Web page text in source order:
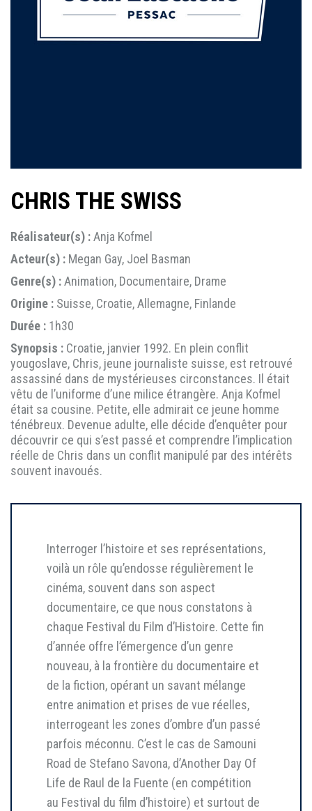
CHRIS THE SWISS
Réalisateur(s) :Anja Kofmel
Acteur(s) : Megan Gay, Joel Basman
Genre(s) :Animation, Documentaire, Drame
Origine : Suisse, Croatie, Allemagne, Finlande
Durée : 1h30
Synopsis : Croatie, janvier 1992. En plein conflit
yougoslave, Chris, jeune journaliste suisse, est retrouvé
assassiné dans de mystérieuses circonstances. Il était
vêtu de l’uniforme d’une milice étrangère. Anja Kofmel
était sa cousine. Petite, elle admirait ce jeune homme
ténébreux. Devenue adulte, elle décide d’enquêter pour
découvrir ce qui s’est passé et comprendre l’implication
réelle de Chris dans un conflit manipulé par des intérêts
souvent inavoués.
Interroger l’histoire et ses représentations,
voilà un rôle qu’endosse régulièrement le
cinéma, souvent dans son aspect
documentaire, ce que nous constatons à
chaque Festival du Film d’Histoire. Cette fin
d’année offre l’émergence d’un genre
nouveau, à la frontière du documentaire et
de la fiction, opérant un savant mélange
entre animation et prises de vue réelles,
interrogeant les zones d’ombre d’un passé
parfois méconnu. C’est le cas de Samouni
Road de Stefano Savona, d’Another Day Of
Life de Raul de la Fuente (en compétition
au Festival du film d’histoire) et surtout de